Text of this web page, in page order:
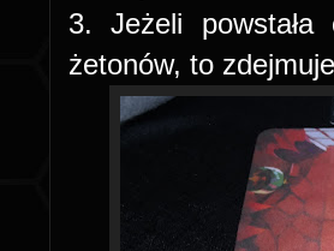
3. Jeżeli
żetonów, to